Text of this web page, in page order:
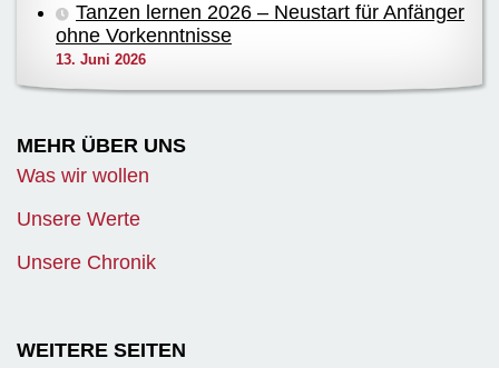
Tanzen lernen 2026 – Neustart für Anfänger
ohne Vorkenntnisse
13. Juni 2026
MEHR ÜBER UNS
Was wir wollen
Unsere Werte
Unsere Chronik
WEITERE SEITEN